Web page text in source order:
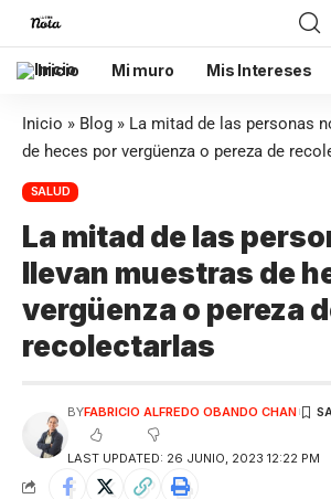
Inicio Mi muro Mis Intereses
Inicio » Blog » La mitad de las personas
de heces por vergüenza o pereza de
SALUD
La mitad de las
llevan muestras de
vergüenza o pereza
recolectarlas
LAST UPDATED: 26 JUNIO, 2023 12:22 PM
BYFABRICIO ALFREDO OBANDO CHAN